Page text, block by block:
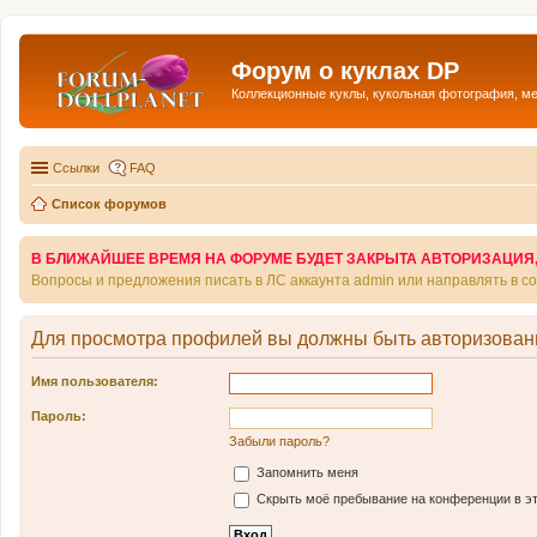
Форум о куклах DP
Коллекционные куклы, кукольная фотография,
Ссылки FAQ
Список форумов
В БЛИЖАЙШЕЕ ВРЕМЯ НА ФОРУМЕ БУДЕТ ЗАКРЫТА
Вопросы и предложения писать в ЛС аккаунта admin или направлять в
Для просмотра профилей вы должны быть
Имя пользователя:
Пароль:
Забыли пароль?
Запомнить меня
Скрыть моё пребывание на конференции в